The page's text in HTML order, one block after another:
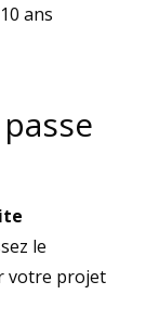
ans
le
votre projet